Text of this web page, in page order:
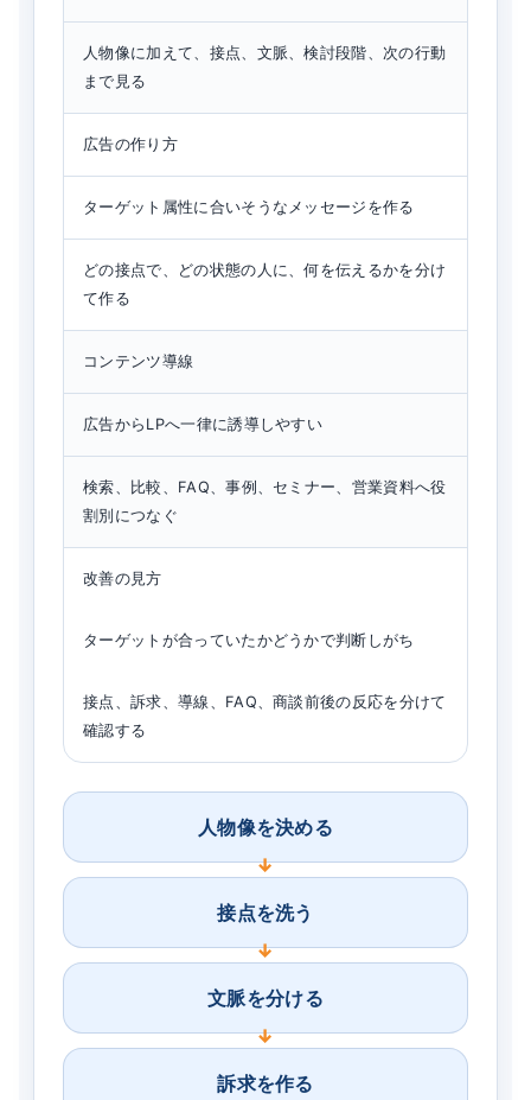
人物像に加えて、接点、文脈、検討段階、次の行動
まで見る
広告の作り方
ターゲット属性に合いそうなメッセージを作る
どの接点で、どの状態の人に、何を伝えるかを分け
て作る
コンテンツ導線
広告からLPへ一律に誘導しやすい
検索、比較、FAQ、事例、セミナー、営業資料へ役
割別につなぐ
改善の見方
ターゲットが合っていたかどうかで判断しがち
接点、訴求、導線、FAQ、商談前後の反応を分けて
確認する
人物像を決める
接点を洗う
文脈を分ける
訴求を作る